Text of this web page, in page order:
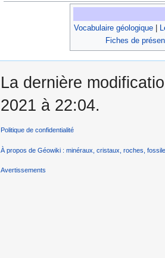
Vocabulaire géologique|
Fiches de
La dernière
2021 à 22:04.
Politique de confidentialité
À propos de Géowiki : minéraux, cristaux, roches,
Avertissements